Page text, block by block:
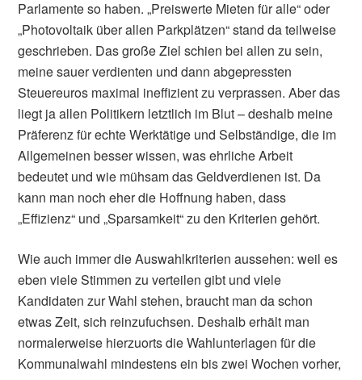
Parlamente so haben. „Preiswerte Mieten für alle“ oder
„Photovoltaik über allen Parkplätzen“ stand da teilweise
geschrieben. Das große Ziel schien bei allen zu sein,
meine sauer verdienten und dann abgepressten
Steuereuros maximal ineffizient zu verprassen. Aber das
liegt ja allen Politikern letztlich im Blut – deshalb meine
Präferenz für echte Werktätige und Selbständige, die im
Allgemeinen besser wissen, was ehrliche Arbeit
bedeutet und wie mühsam das Geldverdienen ist. Da
kann man noch eher die Hoffnung haben, dass
„Effizienz“ und „Sparsamkeit“ zu den Kriterien gehört.
Wie auch immer die Auswahlkriterien aussehen: weil es
eben viele Stimmen zu verteilen gibt und viele
Kandidaten zur Wahl stehen, braucht man da schon
etwas Zeit, sich reinzufuchsen. Deshalb erhält man
normalerweise hierzuorts die Wahlunterlagen für die
Kommunalwahl mindestens ein bis zwei Wochen vorher,